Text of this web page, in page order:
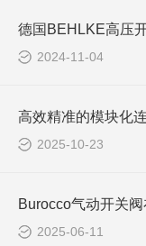
2024-11-04
2025-10-23
2025-06-11